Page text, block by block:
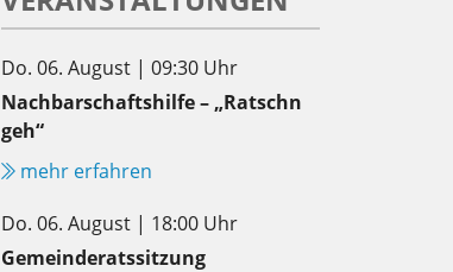
Do. 06. August | 09:30 Uhr
Nachbarschaftshilfe – „Ratschn
geh“
mehr erfahren
Do. 06. August | 18:00 Uhr
Gemeinderatssitzung